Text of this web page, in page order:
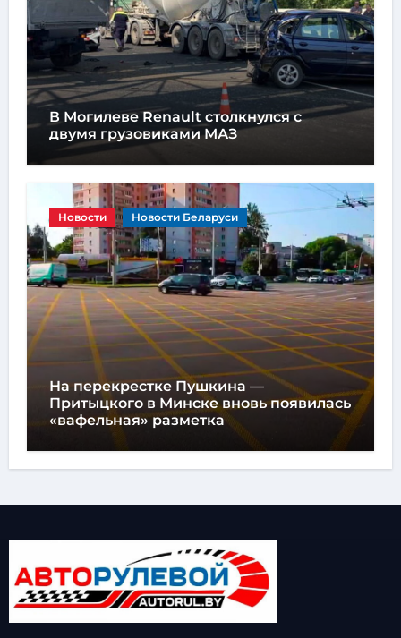
В Могилеве Renault столкнулся с
двумя грузовиками МАЗ
Новости Новости Беларуси
На перекрестке Пушкина —
Притыцкого в Минске вновь появилась
«вафельная» разметка